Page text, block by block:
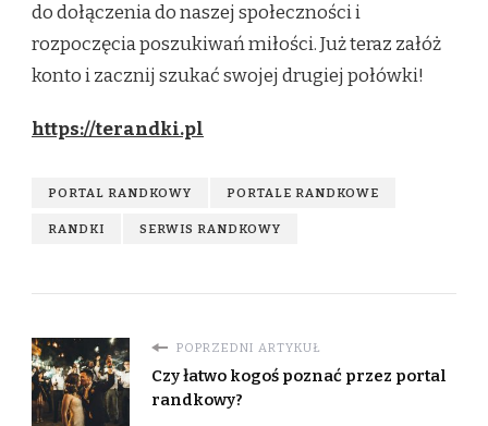
do dołączenia do naszej społeczności i
rozpoczęcia poszukiwań miłości. Już teraz załóż
konto i zacznij szukać swojej drugiej połówki!
https://terandki.pl
PORTAL RANDKOWY PORTALE RANDKOWE
RANDKI SERWIS RANDKOWY
POPRZEDNI ARTYKUŁ
Czy łatwo kogoś poznać przez portal
randkowy?